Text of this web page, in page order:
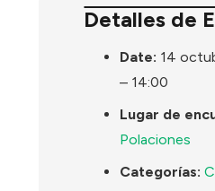
Detalles de
Date: 14
– 14:00
Lugar de
Polaciones
Categorías: